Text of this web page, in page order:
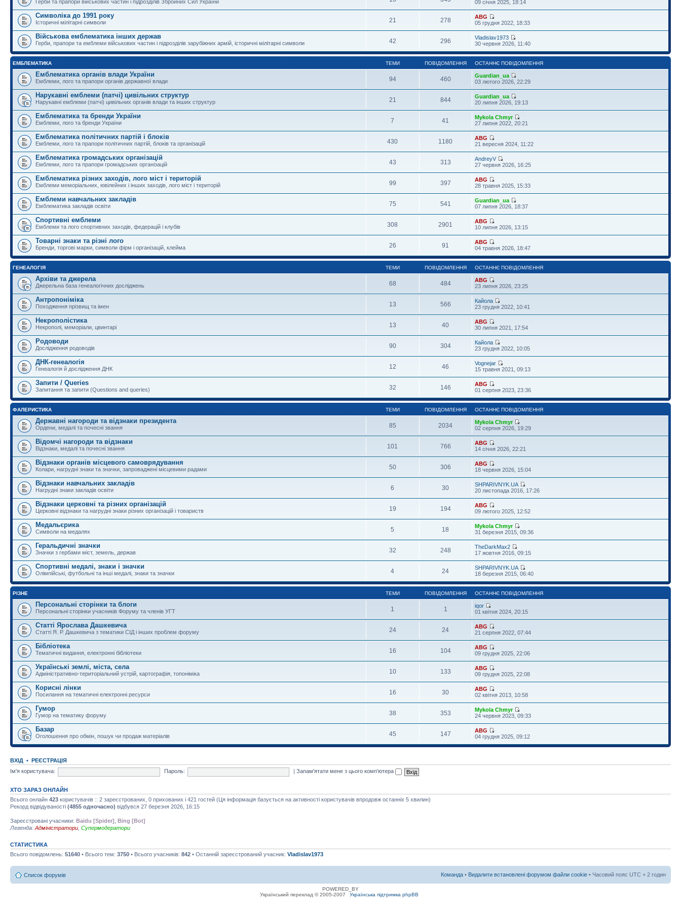
Герби та прапори військових частин і підрозділів Збройних Сил України 09 січня 2025, 18:14
Символіка до 1991 року
Історичні мілітарні символи 21 278
ABG
05 грудня 2022, 18:33
Військова емблематика інших держав
Герби, прапори та емблеми військових частин і підрозділів зарубіжних армій, історичні мілітарні символи 42 296
Vladislav1973
30 червня 2026, 11:40
ЕМБЛЕМАТИКА ТЕМИ ПОВІДОМЛЕННЯ ОСТАННЄ ПОВІДОМЛЕННЯ
Емблематика органів влади України
Емблеми, лого та прапори органів державної влади 94 460
Guardian_ua
03 лютого 2026, 22:29
Нарукавні емблеми (патчі) цивільних структур
Нарукавні емблеми (патчі) цивільних органів влади та інших структур 21 844
Guardian_ua
20 липня 2026, 19:13
Емблематика та бренди України
Емблеми, лого та бренди України 7 41
Mykola Chmyr
27 липня 2022, 20:21
Емблематика політичних партій і блоків
Емблеми, лого та прапори політичних партій, блоків та організацій 430 1180
ABG
21 вересня 2024, 11:22
Емблематика громадських організацій
Емблеми, лого та прапори громадських організацій 43 313
AndreyV
27 червня 2026, 16:25
Емблематика різних заходів, лого міст і територій
Емблеми меморіальних, ювілейних і інших заходів, лого міст і територій 99 397
ABG
28 травня 2025, 15:33
Емблеми навчальних закладів
Емблематика закладів освіти 75 541
Guardian_ua
07 липня 2026, 18:37
Спортивні емблеми
Емблеми та лого спортивних заходів, федерацій і клубів 308 2901
ABG
10 липня 2026, 13:15
Товарні знаки та різні лого
Бренди, торгові марки, символи фірм і організацій, клейма 26 91
ABG
04 травня 2026, 18:47
ГЕНЕАЛОГІЯ ТЕМИ ПОВІДОМЛЕННЯ ОСТАННЄ ПОВІДОМЛЕННЯ
Архіви та джерела
Джерельна база генеалогічних досліджень 68 484
ABG
23 липня 2026, 23:25
Антропоніміка
Походження прізвищ та імен 13 566
Кайола
23 грудня 2022, 10:41
Некрополістика
Некрополі, меморіали, цвинтарі 13 40
ABG
30 липня 2021, 17:54
Родоводи
Дослідження родоводів 90 304
Кайола
23 грудня 2022, 10:05
ДНК-генеалогія
Генеалогія й дослідження ДНК 12 46
Vognejar
15 травня 2021, 09:13
Запити / Queries
Запитання та запити (Questions and queries) 32 146
ABG
01 серпня 2023, 23:36
ФАЛЕРИСТИКА ТЕМИ ПОВІДОМЛЕННЯ ОСТАННЄ ПОВІДОМЛЕННЯ
Державні нагороди та відзнаки президента
Ордени, медалі та почесні звання 85 2034
Mykola Chmyr
02 серпня 2026, 19:29
Відомчі нагороди та відзнаки
Відзнаки, медалі та почесні звання 101 766
ABG
14 січня 2026, 22:21
Відзнаки органів місцевого самоврядування
Колари, нагрудні знаки та значки, запроваджені місцевими радами 50 306
ABG
18 червня 2026, 15:04
Відзнаки навчальних закладів
Нагрудні знаки закладів освіти 6 30
SHPARIVNYK.UA
20 листопада 2016, 17:26
Відзнаки церковні та різних організацій
Церковні відзнаки та нагрудні знаки різних організацій і товариств 19 194
ABG
09 лютого 2025, 12:52
Медальєрика
Символи на медалях 5 18
Mykola Chmyr
31 березня 2015, 09:36
Геральдичні значки
Значки з гербами міст, земель, держав 32 248
TheDarkMax2
17 жовтня 2016, 09:15
Спортивні медалі, знаки і значки
Олімпійські, футбольні та інші медалі, знаки та значки 4 24
SHPARIVNYK.UA
18 березня 2015, 06:40
РІЗНЕ ТЕМИ ПОВІДОМЛЕННЯ ОСТАННЄ ПОВІДОМЛЕННЯ
Персональні сторінки та блоги
Персональні сторінки учасників Форуму та членів УГТ 1 1
iqor
01 квітня 2024, 20:15
Статті Ярослава Дашкевича
Статті Я. Р. Дашкевича з тематики СІД і інших проблем форуму 24 24
ABG
21 серпня 2022, 07:44
Бібліотека
Тематичні видання, електронні бібліотеки 16 104
ABG
09 грудня 2025, 22:06
Українські землі, міста, села
Адміністративно-територіальний устрій, картографія, топоніміка 10 133
ABG
09 грудня 2025, 22:08
Корисні лінки
Посилання на тематичні електронні ресурси 16 30
ABG
02 квітня 2013, 10:58
Гумор
Гумор на тематику форуму 38 353
Mykola Chmyr
24 червня 2023, 09:33
Базар
Оголошення про обмін, пошук чи продаж матеріалів 45 147
ABG
04 грудня 2025, 09:12
ВХІД • РЕЄСТРАЦІЯ
Ім'я користувача:
Пароль: |Запам'ятати мене з цього комп'ютера
ХТО ЗАРАЗ ОНЛАЙН
Всього онлайн 423 користувачів :: 2 зареєстрованих, 0 прихованих і 421 гостей (Ця інформація базується на активності користувачів впродовж останніх 5 хвилин)
Рекорд відвідуваності (4855 одночасно) відбувся 27 березня 2026, 16:15
Зареєстровані учасники: Baidu [Spider] Bing [Bot]
Легенда: Адміністратори Супермодератори
СТАТИСТИКА
Всього повідомлень: 51640 • Всього тем: 3750 • Всього учасників: 842 • Останній зареєстрований учасник: Vladislav1973
Список форумів Команда • Видалити встановлені форумом файли cookie • Часовий пояс UTC + 2 годин
POWERED_BY
Український переклад © 2005-2007
Українська підтримка phpBB